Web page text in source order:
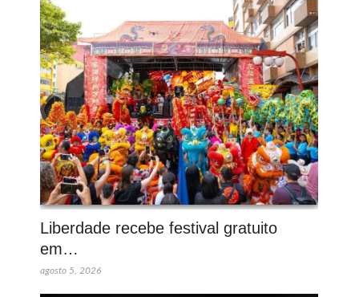
Liberdade recebe festival gratuito
em…
agosto 5, 2026